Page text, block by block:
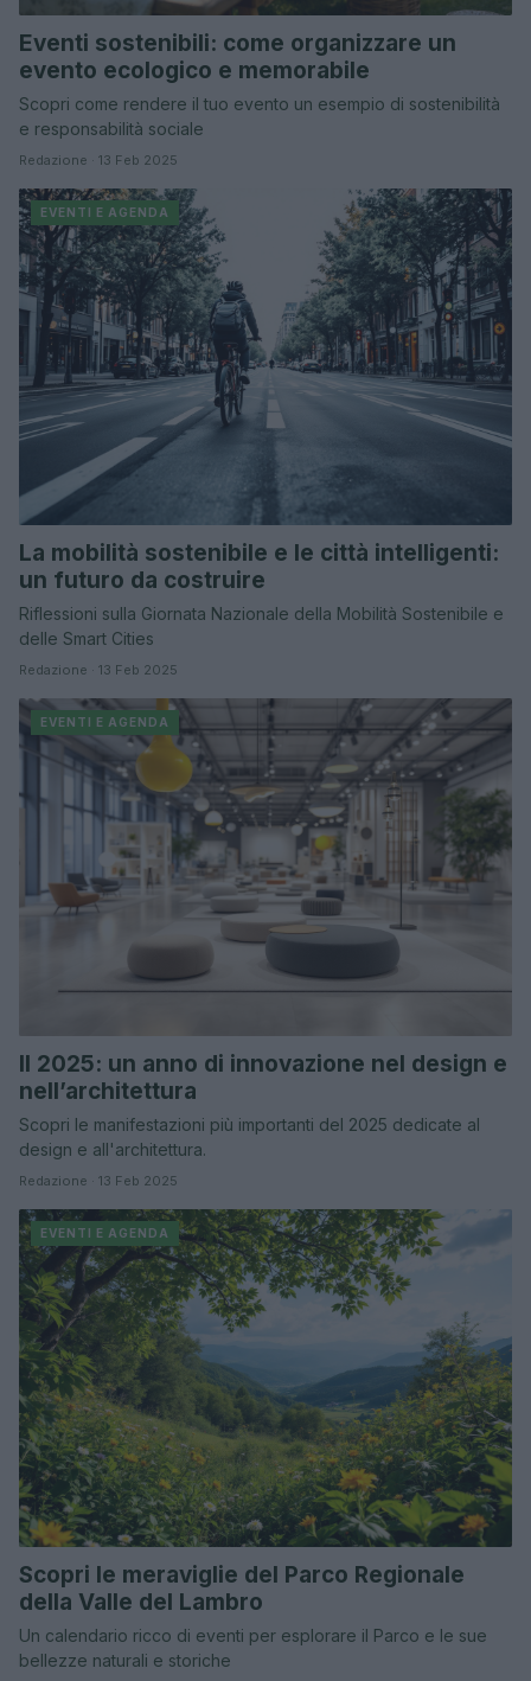
Eventi sostenibili: come organizzare un
evento ecologico e memorabile
Scopri come rendere il tuo evento un esempio di sostenibilità
e responsabilità sociale
Redazione · 13 Feb 2025
EVENTI E AGENDA
La mobilità sostenibile e le città intelligenti:
un futuro da costruire
Riflessioni sulla Giornata Nazionale della Mobilità Sostenibile e
delle Smart Cities
Redazione · 13 Feb 2025
EVENTI E AGENDA
Il 2025: un anno di innovazione nel design e
nell’architettura
Scopri le manifestazioni più importanti del 2025 dedicate al
design e all'architettura.
Redazione · 13 Feb 2025
EVENTI E AGENDA
Scopri le meraviglie del Parco Regionale
della Valle del Lambro
Un calendario ricco di eventi per esplorare il Parco e le sue
bellezze naturali e storiche